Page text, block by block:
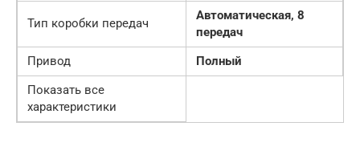
Тип коробки передач
Автоматическая, 8
передач
Привод
Полный
Показать все
характеристики